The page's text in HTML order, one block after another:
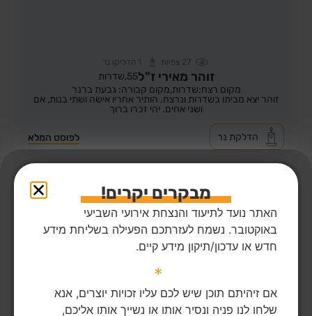
27 צפיות 1 הדליקו נר
זוהר מאירי ז"ל55, שדרות
מקום רצח:שדרות,מקום קבורה: גבעת ברנר
זוהר יצא מביתו בשדרות ונרצח. הותיר אחריו אישה ושתי בנות, אם
ושני אחים. יהי זכרו ברוך
לפוסט המלא הדלקת נר
מבקרים יקרים!
האתר נועד לתיעוד והנצחת אירועי השביעי
באוקטובר. נשמח לעזרתכם הפעילה בשליחת מידע
חדש או עדכון/תיקון מידע קיים.
*
אם זיהיתם תוכן שיש לכם עליו זכויות יוצרים, אנא
שלחו לנו פניה ונסיר אותו או נשייך אותו אליכם,